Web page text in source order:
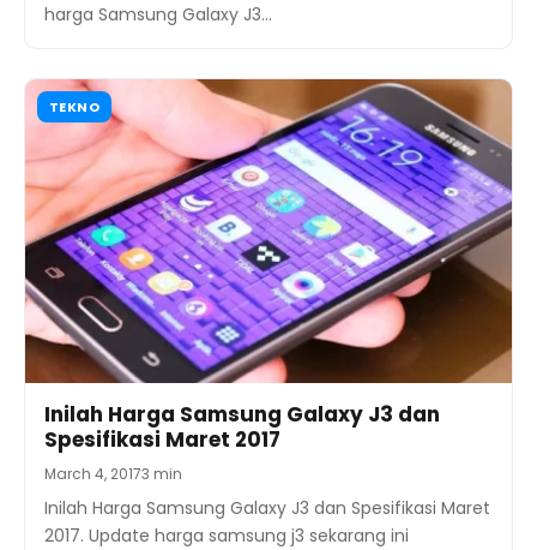
harga Samsung Galaxy J3…
TEKNO
Inilah Harga Samsung Galaxy J3 dan
Spesifikasi Maret 2017
March 4, 20173 min
Inilah Harga Samsung Galaxy J3 dan Spesifikasi Maret
2017. Update harga samsung j3 sekarang ini